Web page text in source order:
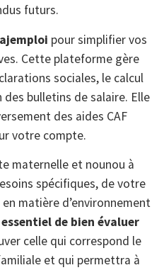
futurs.
pour simplifier vos
Cette plateforme gère
sociales, le calcul
bulletins de salaire. Elle
des aides CAF
votre compte.
maternelle et nounou à
spécifiques, de votre
matière d’environnement
de bien évaluer
celle qui correspond le
et qui permettra à